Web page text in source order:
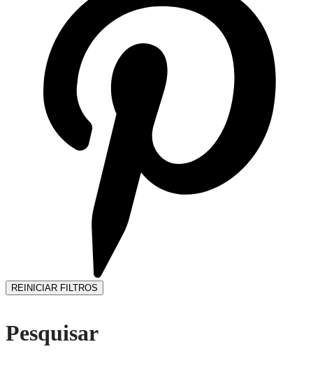
REINICIAR FILTROS
Pesquisar